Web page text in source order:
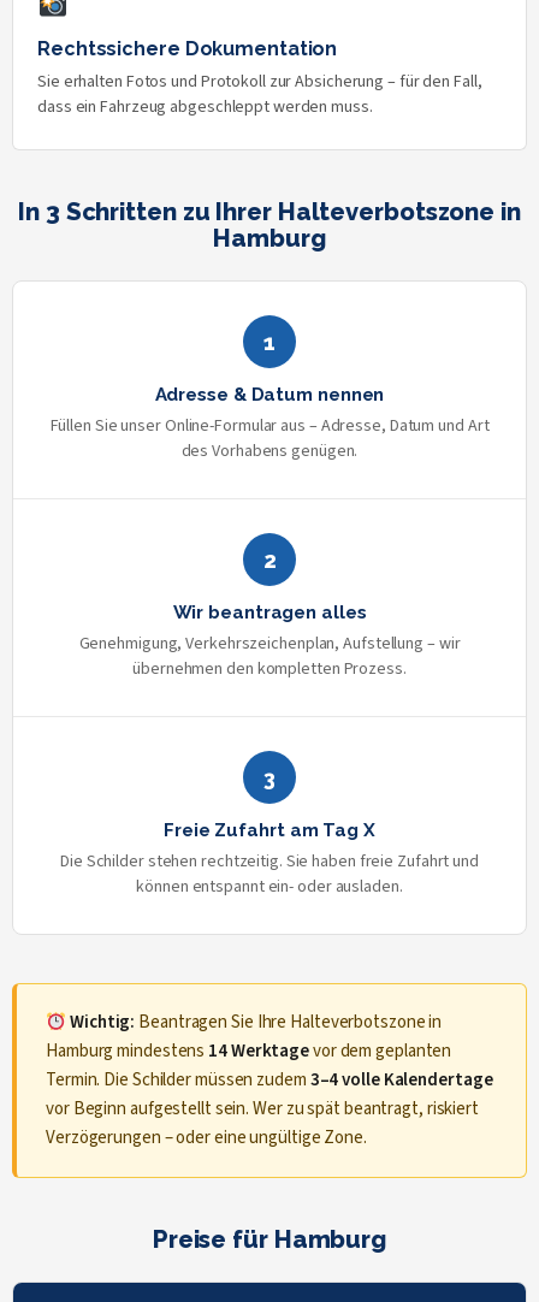
Rechtssichere Dokumentation
Sie erhalten Fotos und Protokoll zur Absicherung – für den Fall,
dass ein Fahrzeug abgeschleppt werden muss.
In 3 Schritten zu Ihrer Halteverbotszone in
Hamburg
1
Adresse & Datum nennen
Füllen Sie unser Online-Formular aus – Adresse, Datum und Art
des Vorhabens genügen.
2
Wir beantragen alles
Genehmigung, Verkehrszeichenplan, Aufstellung – wir
übernehmen den kompletten Prozess.
3
Freie Zufahrt am Tag X
Die Schilder stehen rechtzeitig. Sie haben freie Zufahrt und
können entspannt ein- oder ausladen.
Wichtig: Beantragen Sie Ihre Halteverbotszone in
Hamburg mindestens 14 Werktagevor dem geplanten
Termin. Die Schilder müssen zudem3–4 volle Kalendertage
vor Beginn aufgestellt sein. Wer zu spät beantragt, riskiert
Verzögerungen – oder eine ungültige Zone.
Preise für Hamburg